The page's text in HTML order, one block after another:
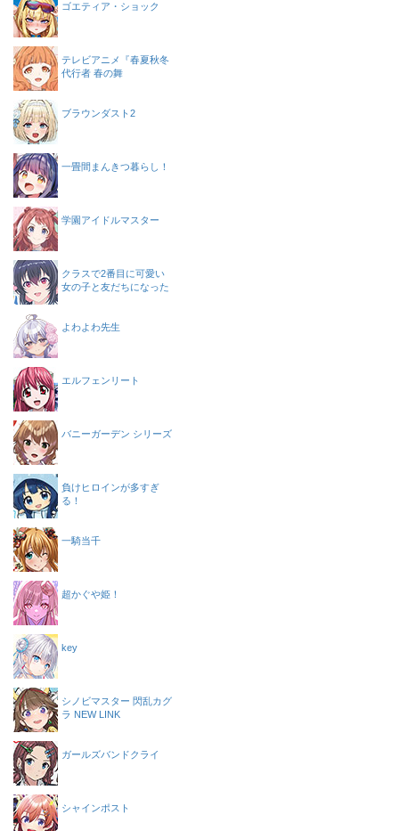
ゴエティア・ショック
テレビアニメ『春夏秋冬
代行者 春の舞
ブラウンダスト2
一畳間まんきつ暮らし！
学園アイドルマスター
クラスで2番目に可愛い
女の子と友だちになった
よわよわ先生
エルフェンリート
バニーガーデン シリーズ
負けヒロインが多すぎ
る！
一騎当千
超かぐや姫！
key
シノビマスター 閃乱カグ
ラ NEW LINK
ガールズバンドクライ
シャインポスト